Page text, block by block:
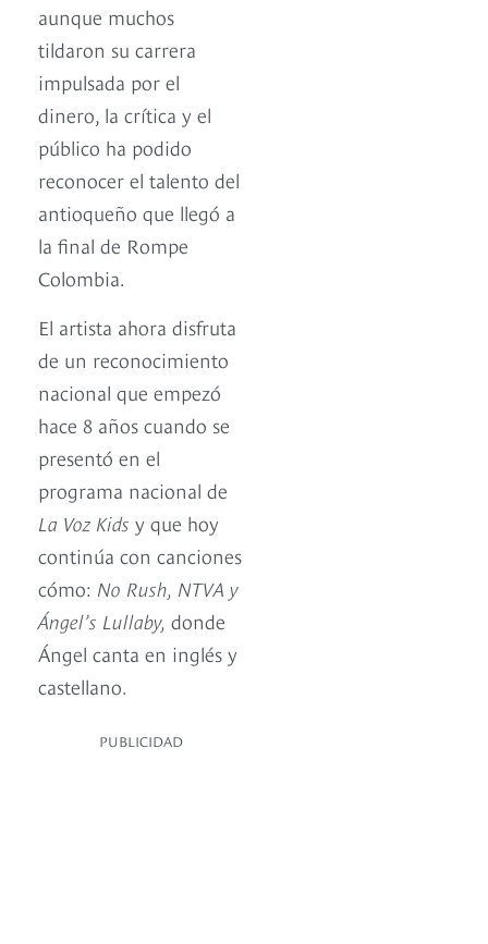
aunque muchos
tildaron su carrera
impulsada por el
dinero, la crítica y el
público ha podido
reconocer el talento del
antioqueño que llegó a
la final de Rompe
Colombia.
El artista ahora disfruta
de un reconocimiento
nacional que empezó
hace 8 años cuando se
presentó en el
programa nacional de
La Voz Kids y que hoy
continúa con canciones
cómo: No Rush, NTVA y
Ángel’s Lullaby, donde
Ángel canta en inglés y
castellano.
PUBLICIDAD